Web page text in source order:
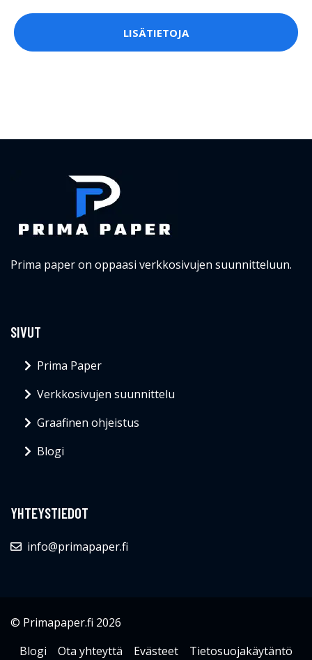
LISÄTIETOJA
Prima paper on oppaasi verkkosivujen suunnitteluun.
SIVUT
Prima Paper
Verkkosivujen suunnittelu
Graafinen ohjeistus
Blogi
YHTEYSTIEDOT
info@primapaper.fi
© Primapaper.fi 2026
Blogi
Ota yhteyttä Evästeet Tietosuojakäytäntö